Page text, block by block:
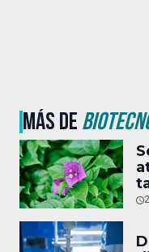
MÁS DE